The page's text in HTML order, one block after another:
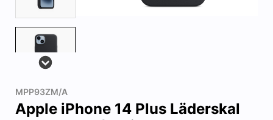
MPP93ZM/A
Apple iPhone 14 Plus Läderskal